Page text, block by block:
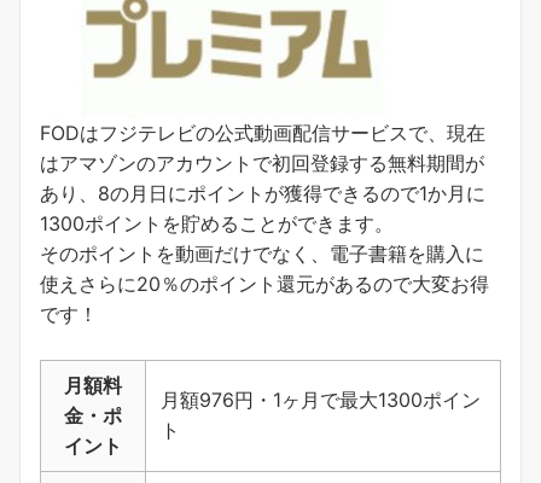
FODはフジテレビの公式動画配信サービスで、現在
はアマゾンのアカウントで初回登録する無料期間が
あり、8の月日にポイントが獲得できるので1か月に
1300ポイントを貯めることができます。
そのポイントを動画だけでなく、電子書籍を購入に
使えさらに20％のポイント還元があるので大変お得
です！
月額料
金・ポ
イント
月額976円・1ヶ月で最大1300ポイン
ト